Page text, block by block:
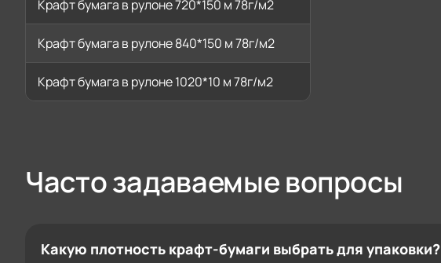
Крафт бумага в рулоне 720*150 м 78г/м2
Крафт бумага в рулоне 840*150 м 78г/м2
Крафт бумага в рулоне 1020*10 м 78г/м2
Часто задаваемые вопросы
Какую плотность крафт-бумаги выбрать для упаковки?